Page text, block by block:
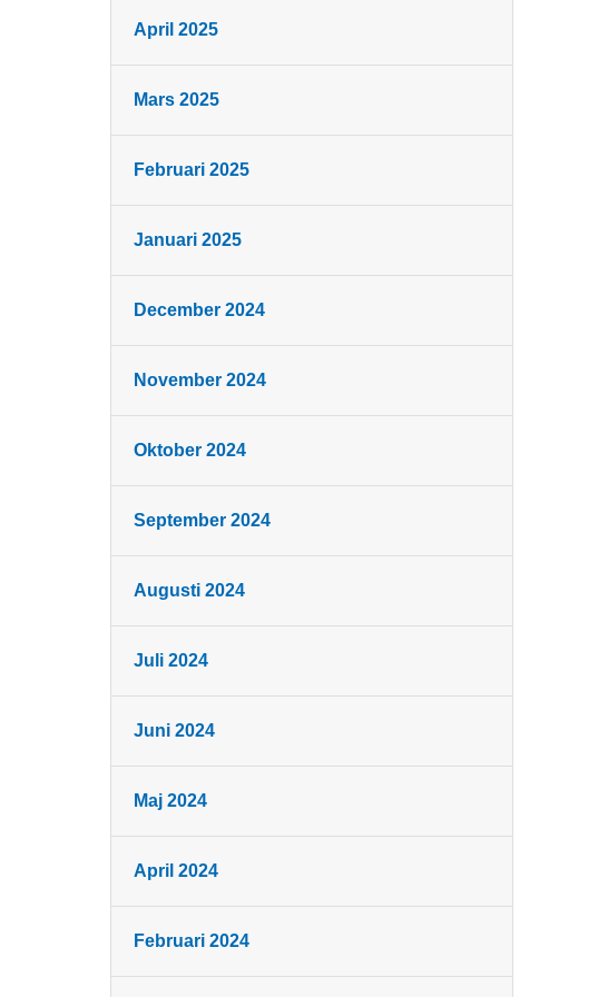
April 2025
Mars 2025
Februari 2025
Januari 2025
December 2024
November 2024
Oktober 2024
September 2024
Augusti 2024
Juli 2024
Juni 2024
Maj 2024
April 2024
Februari 2024